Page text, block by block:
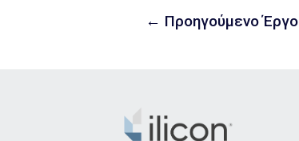
← Προηγούμενο Έργο